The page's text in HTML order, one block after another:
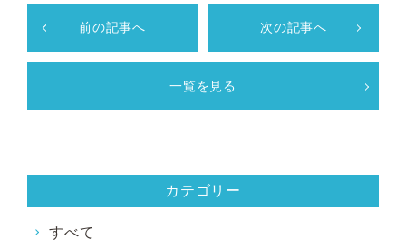
前の記事へ
一覧を見る
次の記事へ
カテゴリー
すべて